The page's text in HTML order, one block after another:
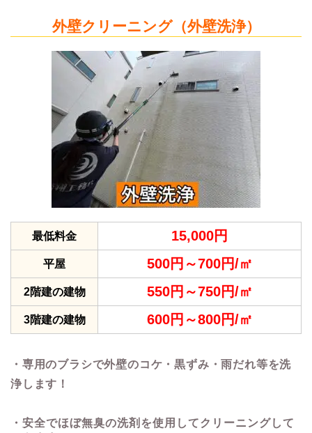
外壁クリーニング（外壁洗浄）
最低料金 15,000円
平屋 500円～700円/㎡
2階建の建物 550円～750円/㎡
3階建の建物 600円～800円/㎡
・専用のブラシで外壁のコケ・黒ずみ・雨だれ等を洗
浄します！
・安全でほぼ無臭の洗剤を使用してクリーニングして